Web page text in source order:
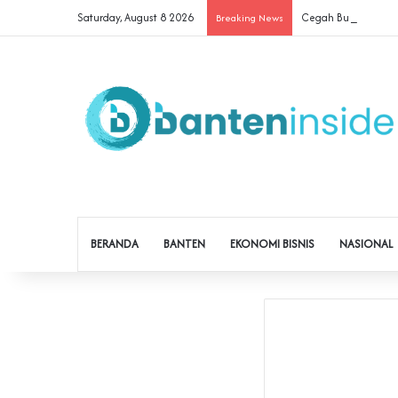
Saturday, August 8 2026 Breaking News Cegah Buruh
BERANDA BANTEN EKONOMI BISNIS NASIONAL